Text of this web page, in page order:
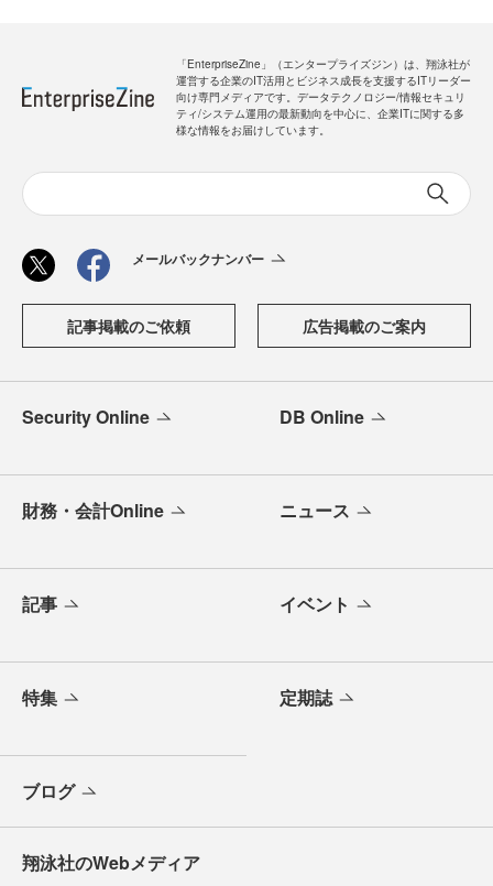
「EnterpriseZine」（エンタープライズジン）は、翔泳社が
運営する企業のIT活用とビジネス成長を支援するITリーダー
向け専門メディアです。データテクノロジー/情報セキュリ
ティ/システム運用の最新動向を中心に、企業ITに関する多
様な情報をお届けしています。
メールバックナンバー
記事掲載のご依頼 広告掲載のご案内
Security Online DB Online
財務・会計Online ニュース
記事 イベント
特集 定期誌
ブログ
翔泳社のWebメディア